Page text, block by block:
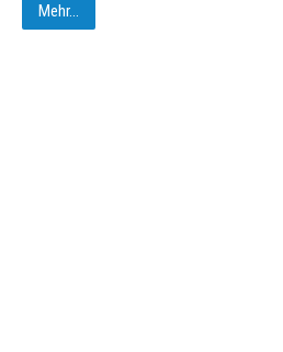
Mehr...